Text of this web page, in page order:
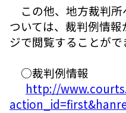
この他、地方裁判所
ついては、裁判例情
ジで閲覧することがで
○裁判例情報
http://